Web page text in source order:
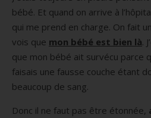
bébé. Et quand on arrive à
qui me prend en charge. On fait
vois que mon bébé est bien là.
que mon bébé ait survécu parce
faisais une fausse couche étant
beaucoup de sang.
Donc il ne faut pas être étonnée,